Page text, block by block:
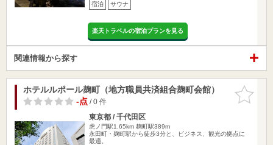
宿泊 サウナ
楽天トラベルの宿泊プランを見る
関連情報から探す
お気に入
りに追加
ホテルルポール麹町（地方職員共済組合麹町会館）
-点/ 0 件
東京都 / 千代田区
虎ノ門駅1.65km 麹町駅389m
永田町・麹町駅から徒歩3分と、ビジネス、観光の拠点に
最適。